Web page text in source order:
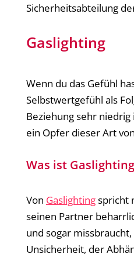
Sicherheitsabteilung
Gaslighting
Wenn du das Gefühl
Selbstwertgefühl als
Beziehung sehr
ein Opfer dieser Art
Was ist
Von Gaslightingspricht
seinen Partner
und sogar
Unsicherheit, der